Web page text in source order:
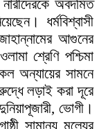
অবদমিত
ধর্মবিশ্বাসী
আগুনের
শ্রেণি পশ্চিমা
অন্যায়ের সামনে
লড়াই করা দূরে
ভোগী।
সামান্য মূল্যের